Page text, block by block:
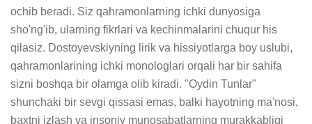
ochib beradi. Siz qahramonlarning ichki dunyosiga
sho'ng'ib, ularning fikrlari va kechinmalarini chuqur his
qilasiz. Dostoyevskiyning lirik va hissiyotlarga boy uslubi,
qahramonlarining ichki monologlari orqali har bir sahifa
sizni boshqa bir olamga olib kiradi. "Oydin Tunlar"
shunchaki bir sevgi qissasi emas, balki hayotning ma'nosi,
baxtni izlash va insoniy munosabatlarning murakkabligi